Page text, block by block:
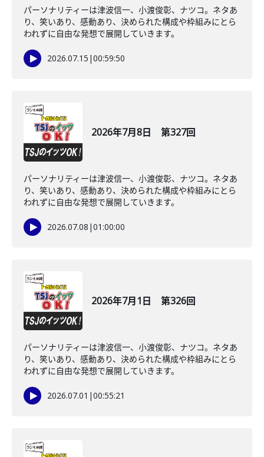
パーソナリティーは津波信一、小渡俊彰、ナツコ。ネタあ
り、笑いあり、感動あり、決められた構成や枠組みにとら
われずに自由な発想で展開していきます。
2026.07.15 |00:59:50
2026年7月8日 第327回
パーソナリティーは津波信一、小渡俊彰、ナツコ。ネタあ
り、笑いあり、感動あり、決められた構成や枠組みにとら
われずに自由な発想で展開していきます。
2026.07.08 |01:00:00
2026年7月1日 第326回
パーソナリティーは津波信一、小渡俊彰、ナツコ。ネタあ
り、笑いあり、感動あり、決められた構成や枠組みにとら
われずに自由な発想で展開していきます。
2026.07.01 |00:55:21